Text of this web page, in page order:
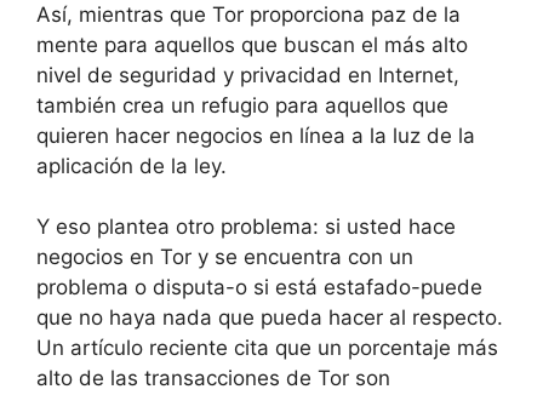
Así, mientras que Tor proporciona paz de la
mente para aquellos que buscan el más alto
nivel de seguridad y privacidad en Internet,
también crea un refugio para aquellos que
quieren hacer negocios en línea a la luz de la
aplicación de la ley.
Y eso plantea otro problema: si usted hace
negocios en Tor y se encuentra con un
problema o disputa-o si está estafado-puede
que no haya nada que pueda hacer al respecto.
Un artículo reciente cita que un porcentaje más
alto de las transacciones de Tor son